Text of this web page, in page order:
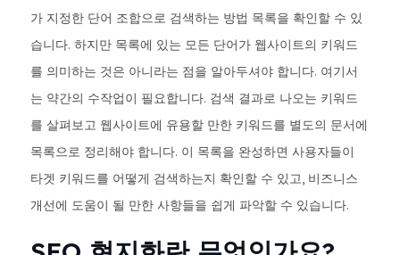
가 지정한 단어 조합으로 검색하는 방법 목록을 확인할 수 있
습니다. 하지만 목록에 있는 모든 단어가 웹사이트의 키워드
를 의미하는 것은 아니라는 점을 알아두셔야 합니다. 여기서
는 약간의 수작업이 필요합니다. 검색 결과로 나오는 키워드
를 살펴보고 웹사이트에 유용할 만한 키워드를 별도의 문서에
목록으로 정리해야 합니다. 이 목록을 완성하면 사용자들이
타겟 키워드를 어떻게 검색하는지 확인할 수 있고, 비즈니스
개선에 도움이 될 만한 사항들을 쉽게 파악할 수 있습니다.